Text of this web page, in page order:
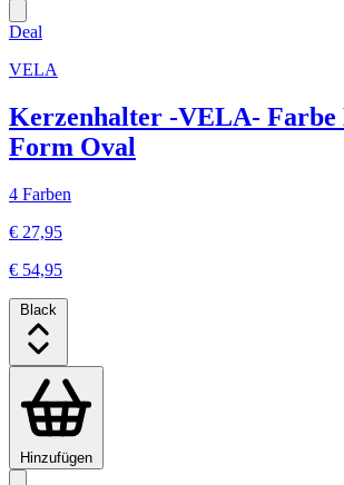
Deal
VELA
Kerzenhalter -VELA- Farbe
Form Oval
4 Farben
€ 27,95
€ 54,95
Black
Hinzufügen